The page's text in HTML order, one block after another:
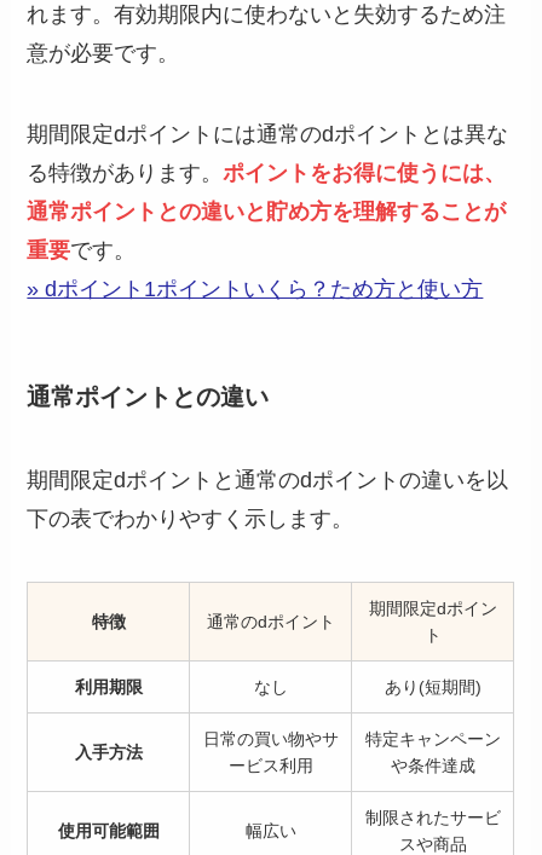
れます。有効期限内に使わないと失効するため注
意が必要です。
期間限定dポイントには通常のdポイントとは異な
る特徴があります。ポイントをお得に使うには、
通常ポイントとの違いと貯め方を理解することが
重要です。
» dポイント1ポイントいくら？ため方と使い方
通常ポイントとの違い
期間限定dポイントと通常のdポイントの違いを以
下の表でわかりやすく示します。
特徴 通常のdポイント
期間限定dポイン
ト
利用期限 なし あり(短期間)
入手方法
日常の買い物やサ
ービス利用
特定キャンペーン
や条件達成
使用可能範囲 幅広い
制限されたサービ
スや商品